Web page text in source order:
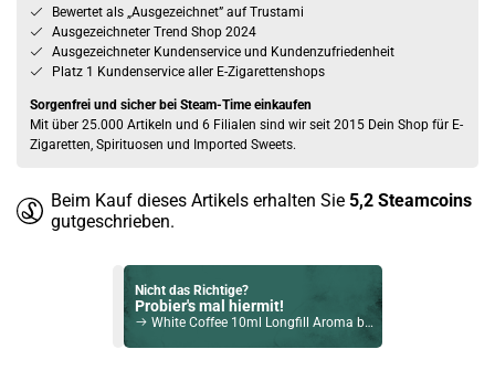
Bewertet als „Ausgezeichnet” auf Trustami
Ausgezeichneter Trend Shop 2024
Ausgezeichneter Kundenservice und Kundenzufriedenheit
Platz 1 Kundenservice aller E-Zigarettenshops
Sorgenfrei und sicher bei Steam-Time einkaufen
Mit über 25.000 Artikeln und 6 Filialen sind wir seit 2015 Dein Shop für E-
Zigaretten, Spirituosen und Imported Sweets.
Beim Kauf dieses Artikels erhalten Sie 5,2 Steamcoins
gutgeschrieben.
Nicht das Richtige?
Probier's mal hiermit!
White Coffee 10ml Longfill Aroma by Big Bottle Flavours